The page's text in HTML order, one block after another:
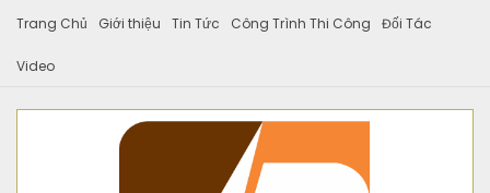
Trang Chủ Giới thiệu Tin Tức Công Trình Thi Công Đối Tác
Video